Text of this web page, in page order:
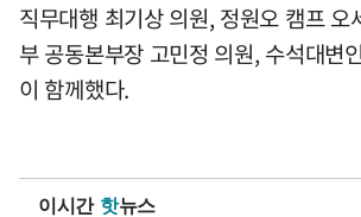
직무대행 최기상 의원, 정원오 캠프
부 공동본부장 고민정 의원, 수석대변
이 함께했다.
이시간 핫뉴스